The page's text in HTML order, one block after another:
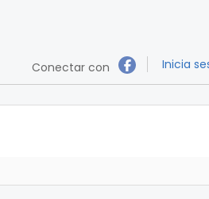
Conectar con Inicia